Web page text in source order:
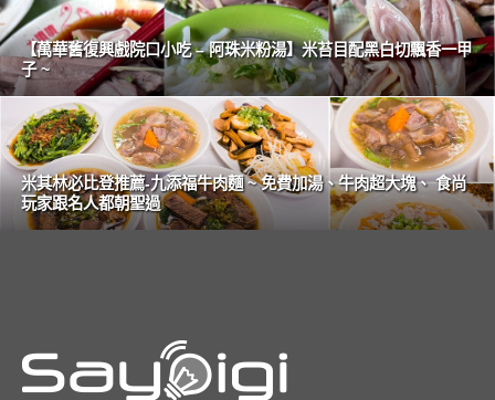
【萬華舊復興戲院口小吃 – 阿珠米粉湯】米苔目配黑白切飄香一甲
子 ~
米其林必比登推薦-九添福牛肉麵 ~ 免費加湯、牛肉超大塊、 食尚
玩家跟名人都朝聖過